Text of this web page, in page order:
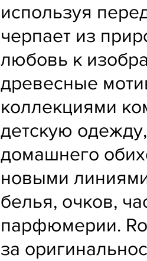
используя
черпает из
любовь к
древесные
коллекциями
детскую
домашнего
новыми
белья, очков,
парфюмерии.
за